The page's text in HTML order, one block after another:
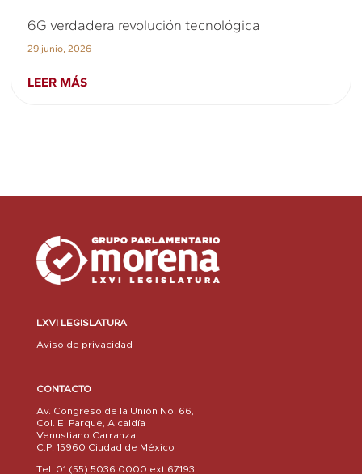
6G verdadera revolución tecnológica
29 junio, 2026
LEER MÁS
LXVI LEGISLATURA
Aviso de privacidad
CONTACTO
Av. Congreso de la Unión No. 66,
Col. El Parque, Alcaldía
Venustiano Carranza
C.P. 15960 Ciudad de México
Tel: 01 (55) 5036 0000 ext.67193